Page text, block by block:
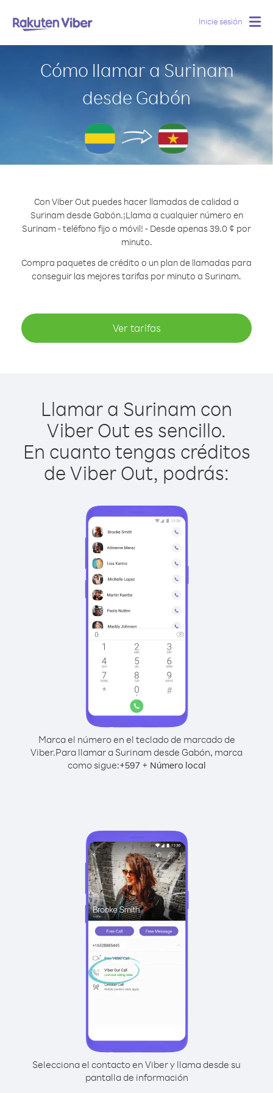
Inicie sesión
Cómo llamar a Surinam
desde Gabón
Con Viber Out puedes hacer llamadas de calidad a
Surinam desde Gabón.¡Llama a cualquier número en
Surinam - teléfono fijo o móvil! - Desde apenas 39.0 ¢ por
minuto.
Compra paquetes de crédito o un plan de llamadas para
conseguir las mejores tarifas por minuto a Surinam.
Ver tarifas
Llamar a Surinam con
Viber Out es sencillo.
En cuanto tengas créditos
de Viber Out, podrás:
Marca el número en el teclado de marcado de
Viber.Para llamar a Surinam desde Gabón, marca
como sigue:+597+ Número local
Selecciona el contacto en Viber y llama desde su
pantalla de información